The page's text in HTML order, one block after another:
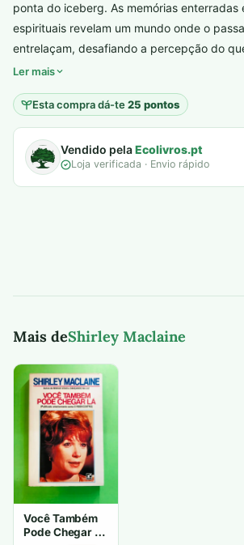
ponta do iceberg. As memórias enterradas
espirituais revelam um mundo onde o
entrelaçam, desafiando a percepção do
Ler mais
Esta compra dá-te25 pontos
Vendido pelaEcolivros.pt
Loja verificada · Envio rápido
Mais deShirley Maclaine
Você Também
Pode Chegar Lá